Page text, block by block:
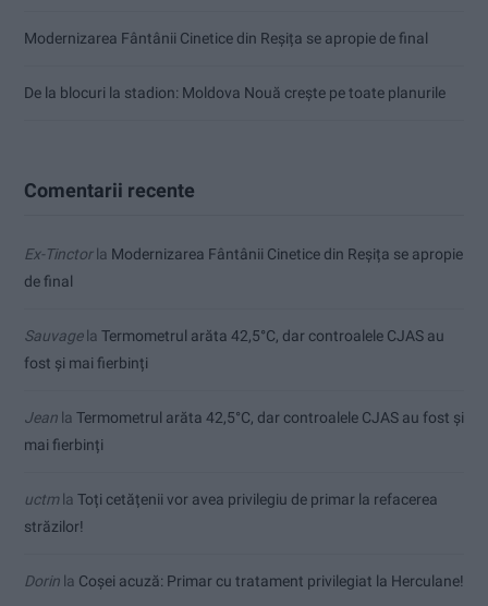
Modernizarea Fântânii Cinetice din Reșița se apropie de final
De la blocuri la stadion: Moldova Nouă crește pe toate planurile
Comentarii recente
Ex-Tinctorla Modernizarea Fântânii Cinetice din Reșița se apropie
de final
Sauvagela Termometrul arăta 42,5°C, dar controalele CJAS au
fost și mai fierbinți
Jean la Termometrul arăta 42,5°C, dar controalele CJAS au fost și
mai fierbinți
uctmla Toți cetățenii vor avea privilegiu de primar la refacerea
străzilor!
Dorin la Coșei acuză: Primar cu tratament privilegiat la Herculane!